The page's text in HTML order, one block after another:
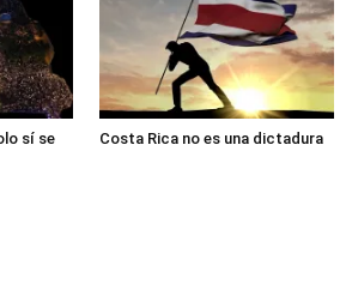
sí se
Costa Rica no es una dictadura